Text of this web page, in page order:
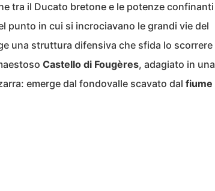
tra il Ducato bretone e le potenze confinanti
punto in cui si incrociavano le grandi vie del
una struttura difensiva che sfida lo scorrere
Castello di Fougères, adagiato in una
emerge dal fondovalle scavato dal fiume